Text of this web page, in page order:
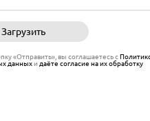
Загрузить
«Отправить», вы соглашаетесь с
данныхи даёте согласие на их обработку